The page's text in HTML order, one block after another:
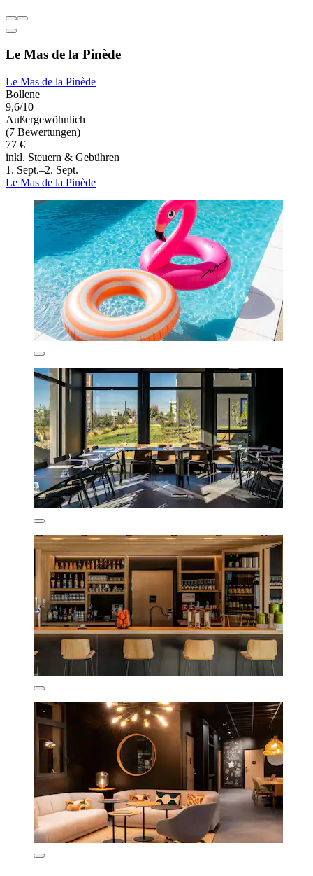
Le Mas de la Pinède
Le Mas de la Pinède
Bollene
9,6/10
Außergewöhnlich
(7 Bewertungen)
77 €
inkl. Steuern & Gebühren
1. Sept.–2. Sept.
Le Mas de la Pinède